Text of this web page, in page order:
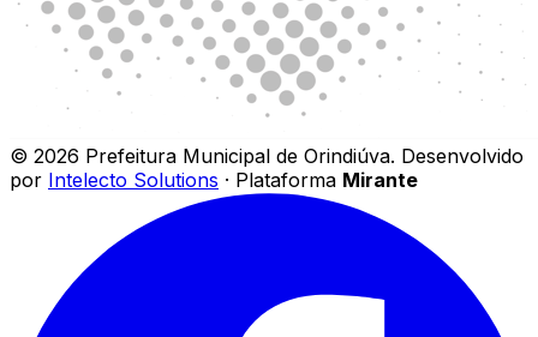
© 2026 Prefeitura Municipal de Orindiúva. Desenvolvido
por Intelecto Solutions · Plataforma Mirante